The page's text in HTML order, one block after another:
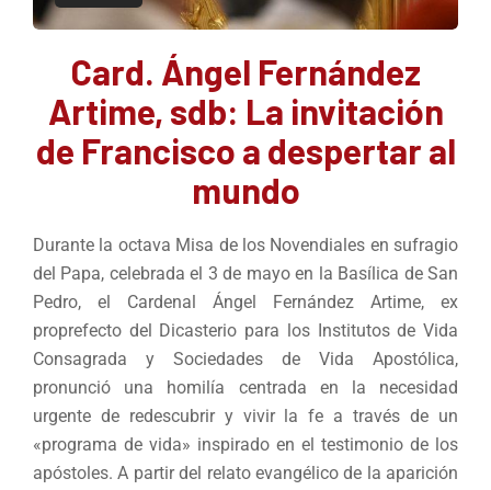
Card. Ángel Fernández
Artime, sdb: La invitación
de Francisco a despertar al
mundo
Durante la octava Misa de los Novendiales en sufragio
del Papa, celebrada el 3 de mayo en la Basílica de San
Pedro, el Cardenal Ángel Fernández Artime, ex
proprefecto del Dicasterio para los Institutos de Vida
Consagrada y Sociedades de Vida Apostólica,
pronunció una homilía centrada en la necesidad
urgente de redescubrir y vivir la fe a través de un
«programa de vida» inspirado en el testimonio de los
apóstoles. A partir del relato evangélico de la aparición